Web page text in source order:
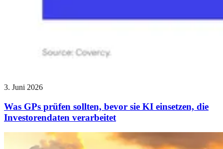
3. Juni 2026
Was GPs prüfen sollten, bevor sie KI einsetzen, die
Investorendaten verarbeitet